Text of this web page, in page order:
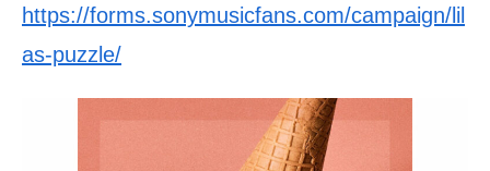
https://forms.sonymusicfans.com/campaign/lil
as-puzzle/